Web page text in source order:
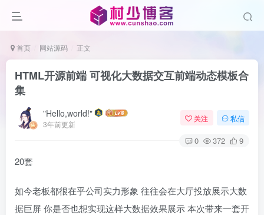
首页 网站源码 正文
HTML开源前端 可视化大数据交互前端动态模板合
集
"Hello,world!"
3年前更新
关注 私信
0 372 9
20套
如今老板都很在乎公司实力形象 往往会在大厅投放展示大数
据巨屏 你是否也想实现这样大数据效果展示 本次带来一套开